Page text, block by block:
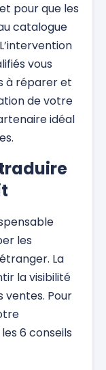
pour que les
catalogue
vous
à réparer et
de votre
idéal
les
La
la visibilité
ventes. Pour
6 conseils